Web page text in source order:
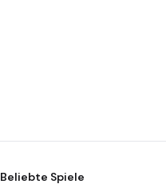
Beliebte Spiele